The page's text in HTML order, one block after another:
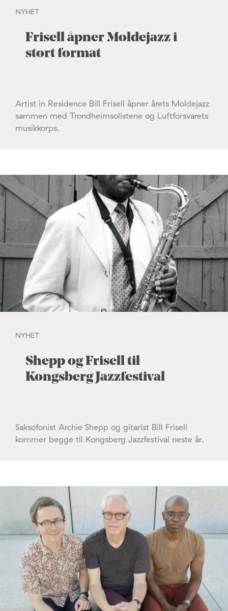
NYHET
Frisell åpner Moldejazz i
stort format
Artist in Residence Bill Frisell åpner årets Moldejazz
sammen med Trondheimsolistene og Luftforsvarets
musikkorps.
NYHET
Shepp og Frisell til
Kongsberg Jazzfestival
Saksofonist Archie Shepp og gitarist Bill Frisell
kommer begge til Kongsberg Jazzfestival neste år.